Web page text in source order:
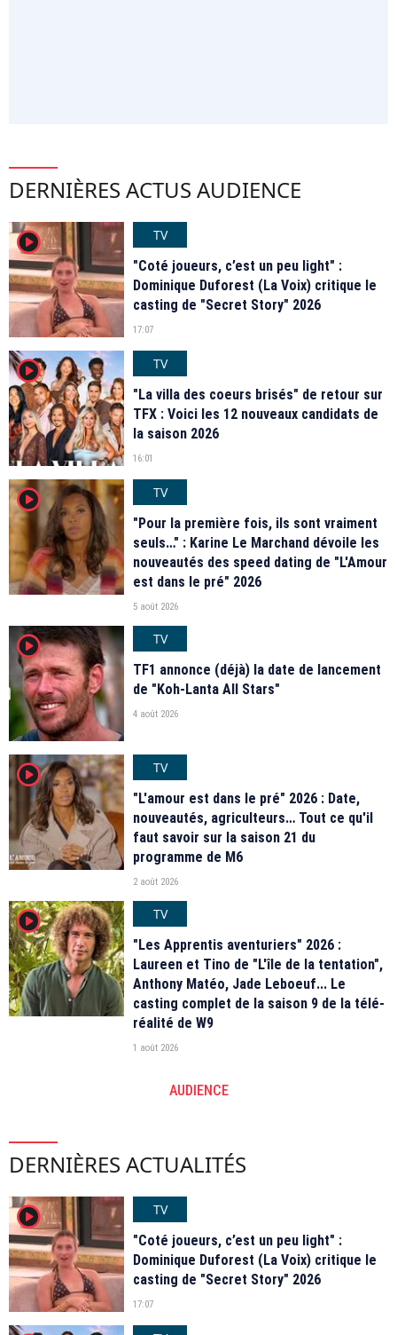
DERNIÈRES ACTUS AUDIENCE
player2
TV
"Coté joueurs, c’est un peu light" :
Dominique Duforest (La Voix) critique le
casting de "Secret Story" 2026
17:07
player2
TV
"La villa des coeurs brisés" de retour sur
TFX : Voici les 12 nouveaux candidats de
la saison 2026
16:01
player2
TV
"Pour la première fois, ils sont vraiment
seuls…" : Karine Le Marchand dévoile les
nouveautés des speed dating de "L'Amour
est dans le pré" 2026
5 août 2026
player2
TV
TF1 annonce (déjà) la date de lancement
de "Koh-Lanta All Stars"
4 août 2026
player2
TV
"L'amour est dans le pré" 2026 : Date,
nouveautés, agriculteurs… Tout ce qu'il
faut savoir sur la saison 21 du
programme de M6
2 août 2026
player2
TV
"Les Apprentis aventuriers" 2026 :
Laureen et Tino de "L'île de la tentation",
Anthony Matéo, Jade Leboeuf... Le
casting complet de la saison 9 de la télé-
réalité de W9
1 août 2026
AUDIENCE
DERNIÈRES ACTUALITÉS
player2
TV
"Coté joueurs, c’est un peu light" :
Dominique Duforest (La Voix) critique le
casting de "Secret Story" 2026
17:07